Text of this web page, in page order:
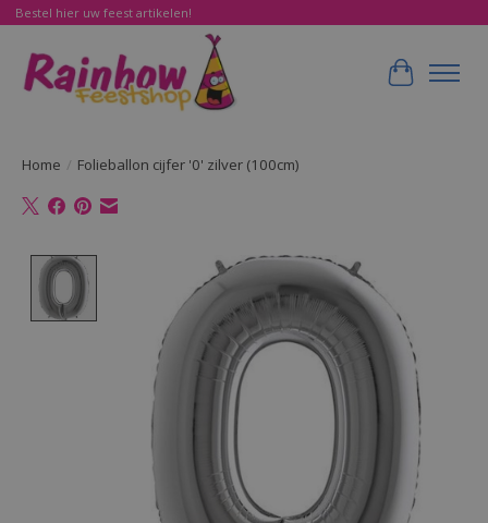
Bestel hier uw feest artikelen!
Home / Folieballon cijfer '0' zilver (100cm)
Product image slideshow Items